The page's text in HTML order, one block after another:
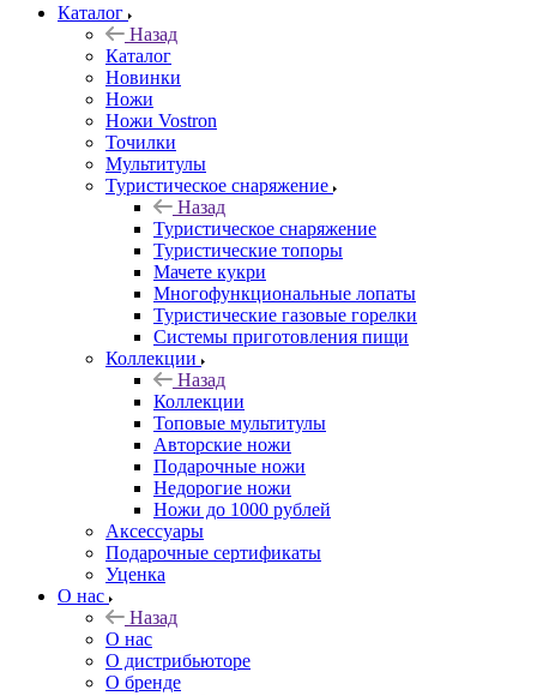
Каталог
Назад
Каталог
Новинки
Ножи
Ножи Vostron
Точилки
Мультитулы
Туристическое снаряжение
Назад
Туристическое снаряжение
Туристические топоры
Мачете кукри
Многофункциональные лопаты
Туристические газовые горелки
Системы приготовления пищи
Коллекции
Назад
Коллекции
Топовые мультитулы
Авторские ножи
Подарочные ножи
Недорогие ножи
Ножи до 1000 рублей
Аксессуары
Подарочные сертификаты
Уценка
О нас
Назад
О нас
О дистрибьюторе
О бренде